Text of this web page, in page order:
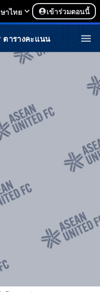
าไทย เข้าร่วมตอนนี้
ตารางคะแนน